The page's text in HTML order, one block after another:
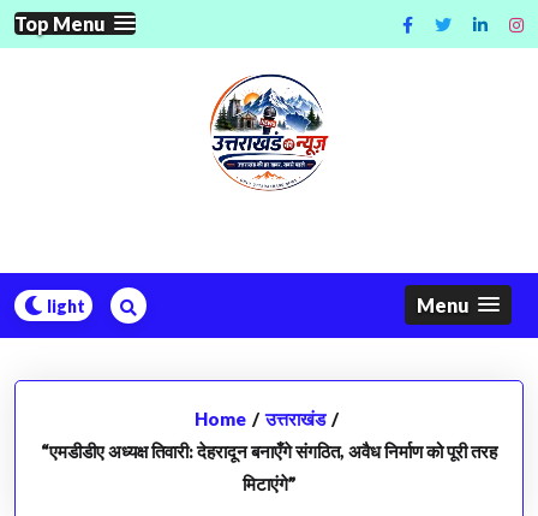
Skip
to
Top Menu
Menu
Home / उत्तराखंड /
“एमडीडीए अध्यक्ष तिवारी: देहरादून बनाएँगे संगठित, अवैध निर्माण को पूरी तरह
मिटाएंगे”